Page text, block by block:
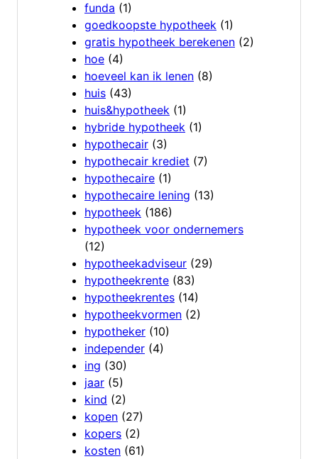
funda (1)
goedkoopste hypotheek (1)
gratis hypotheek berekenen (2)
hoe (4)
hoeveel kan ik lenen (8)
huis (43)
huis&hypotheek (1)
hybride hypotheek (1)
hypothecair (3)
hypothecair krediet (7)
hypothecaire (1)
hypothecaire lening (13)
hypotheek (186)
hypotheek voor ondernemers
(12)
hypotheekadviseur (29)
hypotheekrente (83)
hypotheekrentes (14)
hypotheekvormen (2)
hypotheker (10)
independer (4)
ing (30)
jaar (5)
kind (2)
kopen (27)
kopers (2)
kosten (61)